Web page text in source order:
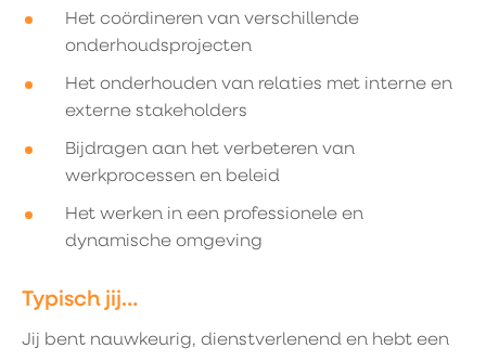
Het coördineren van verschillende
onderhoudsprojecten
Het onderhouden van relaties met interne en
externe stakeholders
Bijdragen aan het verbeteren van
werkprocessen en beleid
Het werken in een professionele en
dynamische omgeving
Typisch jij…
Jij bent nauwkeurig, dienstverlenend en hebt een